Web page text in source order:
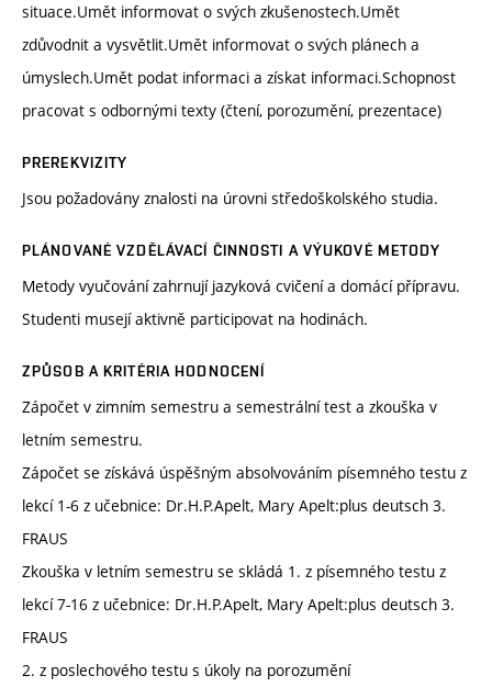
situace.Umět informovat o svých zkušenostech.Umět
zdůvodnit a vysvětlit.Umět informovat o svých plánech a
úmyslech.Umět podat informaci a získat informaci.Schopnost
pracovat s odbornými texty (čtení, porozumění, prezentace)
PREREKVIZITY
Jsou požadovány znalosti na úrovni středoškolského studia.
PLÁNOVANÉ VZDĚLÁVACÍ ČINNOSTI A VÝUKOVÉ METODY
Metody vyučování zahrnují jazyková cvičení a domácí přípravu.
Studenti musejí aktivně participovat na hodinách.
ZPŮSOB A KRITÉRIA HODNOCENÍ
Zápočet v zimním semestru a semestrální test a zkouška v
letním semestru.
Zápočet se získává úspěšným absolvováním písemného testu z
lekcí 1-6 z učebnice: Dr.H.P.Apelt, Mary Apelt:plus deutsch 3.
FRAUS
Zkouška v letním semestru se skládá 1. z písemného testu z
lekcí 7-16 z učebnice: Dr.H.P.Apelt, Mary Apelt:plus deutsch 3.
FRAUS
2. z poslechového testu s úkoly na porozumění